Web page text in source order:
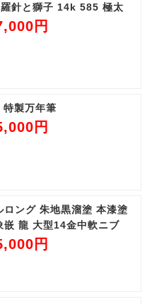
針と獅子 14k 585 極太
円
製万年筆
円
ロング 朱地黒溜塗 本漆塗
嵌 龍 大型14金中軟ニブ
円